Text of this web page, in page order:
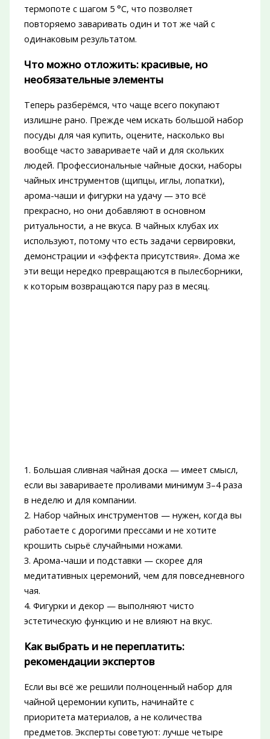
термопоте с шагом 5 °C, что позволяет
повторяемо заваривать один и тот же чай с
одинаковым результатом.
Что можно отложить: красивые, но
необязательные элементы
Теперь разберёмся, что чаще всего покупают
излишне рано. Прежде чем искать большой набор
посуды для чая купить, оцените, насколько вы
вообще часто завариваете чай и для скольких
людей. Профессиональные чайные доски, наборы
чайных инструментов (щипцы, иглы, лопатки),
арома-чаши и фигурки на удачу — это всё
прекрасно, но они добавляют в основном
ритуальности, а не вкуса. В чайных клубах их
используют, потому что есть задачи сервировки,
демонстрации и «эффекта присутствия». Дома же
эти вещи нередко превращаются в пылесборники,
к которым возвращаются пару раз в месяц.
1. Большая сливная чайная доска — имеет смысл,
если вы завариваете проливами минимум 3–4 раза
в неделю и для компании.
2. Набор чайных инструментов — нужен, когда вы
работаете с дорогими прессами и не хотите
крошить сырьё случайными ножами.
3. Арома-чаши и подставки — скорее для
медитативных церемоний, чем для повседневного
чая.
4. Фигурки и декор — выполняют чисто
эстетическую функцию и не влияют на вкус.
Как выбрать и не переплатить:
рекомендации экспертов
Если вы всё же решили полноценный набор для
чайной церемонии купить, начинайте с
приоритета материалов, а не количества
предметов. Эксперты советуют: лучше четыре